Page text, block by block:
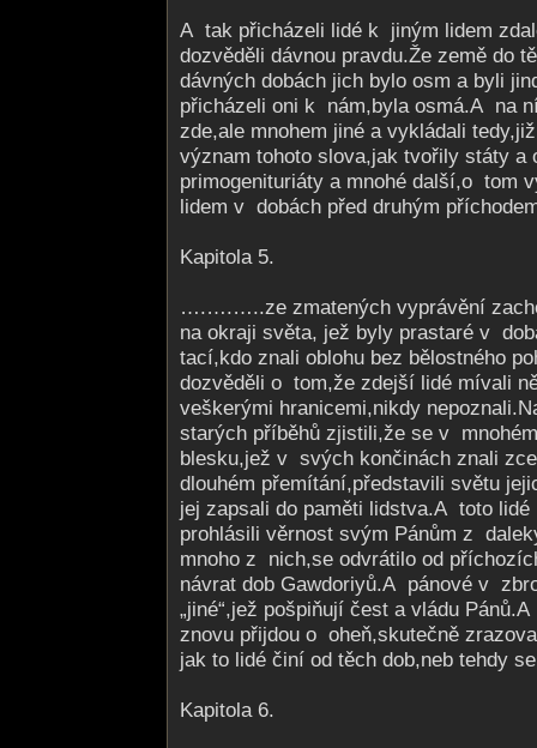
A tak přicházeli lidé k jiným lidem
dozvěděli dávnou pravdu.Že země do
dávných dobách jich bylo osm a byli
přicházeli oni k nám,byla osmá.A na
zde,ale mnohem jiné a vykládali
význam tohoto slova,jak tvořily státy a
primogenituriáty a mnohé další,o tom
lidem v dobách před druhým
Kapitola 5.
….….…..ze zmatených vyprávění
na okraji světa, jež byly prastaré v
tací,kdo znali oblohu bez bělostného
dozvěděli o tom,že zdejší lidé mívali
veškerými hranicemi,nikdy
starých příběhů zjistili,že se v
blesku,jež v svých končinách znali
dlouhém přemítání,před­stavili světu
jej zapsali do paměti lidstva.A toto
prohlásili věrnost svým Pánům z
mnoho z nich,se odvrátilo od
návrat dob Gawdoriyů.A pánové v
„jiné“,jež pošpiňují čest a vládu
znovu přijdou o oheň,skutečně
jak to lidé činí od těch dob,neb tehdy
Kapitola 6.